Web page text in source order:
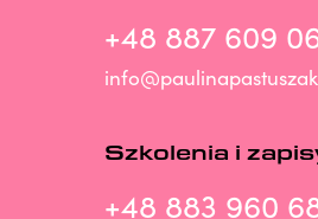
+48 887 609
Szkolenia i
+48 883 960